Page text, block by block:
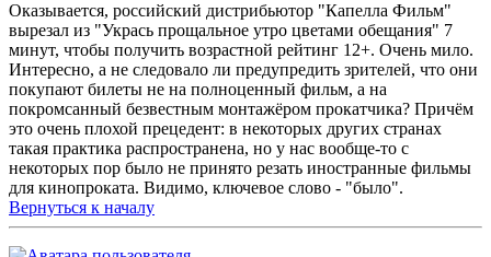
Оказывается, российский дистрибьютор "Капелла Фильм"
вырезал из "Укрась прощальное утро цветами обещания" 7
минут, чтобы получить возрастной рейтинг 12+. Очень мило.
Интересно, а не следовало ли предупредить зрителей, что они
покупают билеты не на полноценный фильм, а на
покромсанный безвестным монтажёром прокатчика? Причём
это очень плохой прецедент: в некоторых других странах
такая практика распространена, но у нас вообще-то с
некоторых пор было не принято резать иностранные фильмы
для кинопроката. Видимо, ключевое слово - "было".
Вернуться к началу